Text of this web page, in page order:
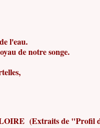
l'eau.
de notre songe.
(Extraits de "Profil